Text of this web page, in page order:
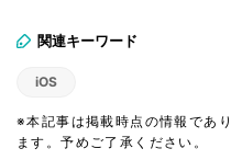
関連キーワード
iOS
※本記事は掲載時点の情報であ
ます。予めご了承ください。